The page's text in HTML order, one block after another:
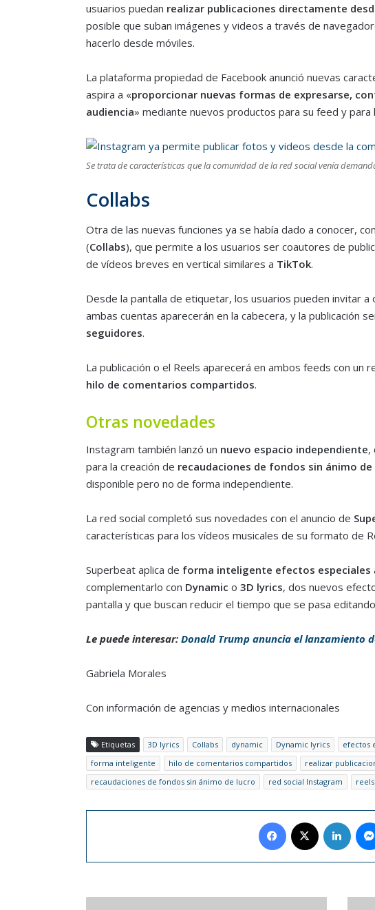
usuarios puedan realizar publicaciones directamente
posible que suban imágenes y videos a través de
hacerlo desde móviles.
La plataforma propiedad de Facebook anunció nuevas
aspira a «proporcionar nuevas formas de expresarse,
audiencia» mediante nuevos productos para su feed y para
Se trata de características que la comunidad de la red social venía
Collabs
Otra de las nuevas funciones ya se había dado a conocer,
(Collabs), que permite a los usuarios ser coautores de
de vídeos breves en vertical similares a TikTok.
Desde la pantalla de etiquetar, los usuarios pueden invitar
ambas cuentas aparecerán en la cabecera, y la publicación
seguidores.
La publicación o el Reels aparecerá en ambos feeds con un
hilo de comentarios compartidos.
Otras novedades
Instagram también lanzó un nuevo espacio independiente,
para la creación de recaudaciones de fondos sin ánimo de
disponible pero no de forma independiente.
La red social completó sus novedades con el anuncio de
características para los vídeos musicales de su formato de
Superbeat aplica de forma inteligente efectos especiales
complementarlo con Dynamic o 3D lyrics, dos nuevos
pantalla y que buscan reducir el tiempo que se pasa
Le puede interesar: Donald Trump anuncia el lanzamiento
Gabriela Morales
Con información de agencias y medios internacionales
Etiquetas 3D lyrics Collabs dynamic Dynamic lyrics efectos
forma inteligente
hilo de comentarios compartidos
realizar
recaudaciones de fondos sin ánimo de lucro
red social Instagram reels
Facebook